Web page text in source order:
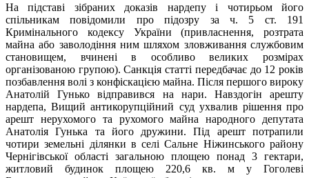
На підставі зібраних доказів нардепу і чотирьом його
спільникам повідомили про підозру за ч. 5 ст. 191
Кримінального кодексу України (привласнення, розтрата
майна або заволодіння ним шляхом зловживання службовим
становищем, вчинені в особливо великих розмірах
організованою групою). Санкція статті передбачає до 12 років
позбавлення волі з конфіскацією майна. Після першого вироку
Анатолій Гунько відправився на нари. Навздогін арешту
нардепа, Вищий антикорупційний суд ухвалив рішення про
арешт нерухомого та рухомого майна народного депутата
Анатолія Гунька та його дружини. Під арешт потрапили
чотири земельні ділянки в селі Сальне Ніжинського району
Чернігівської області загальною площею понад 3 гектари,
житловий будинок площею 220,6 кв. м у Гоголеві